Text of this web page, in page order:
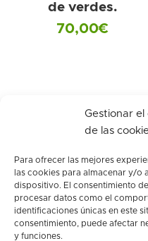
Gestionar
de las
Para ofrecer las mejores
las cookies para almacenar y/o
dispositivo. El consentimiento
procesar datos como el
identificaciones únicas en este
consentimiento, puede afectar
y funciones.
de verdes.
70,00€
c/ Los arenales, s/n.
Oviedo. Asturias